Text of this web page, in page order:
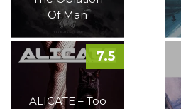
Of Man
ALICATE – Too
7.5